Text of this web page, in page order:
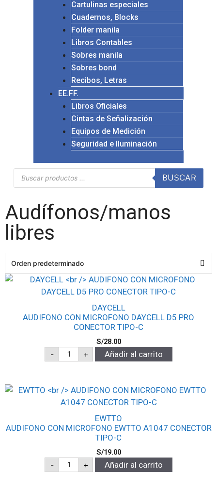
Cartulinas especiales
Cuadernos, Blocks
Folder manila
Libros Contables
Sobres manila
Sobres bond
Recibos, Letras
EE.FF.
Libros Oficiales
Cintas de Señalización
Equipos de Medición
Seguridad e Iluminación
BUSCAR
Audífonos/manos
libres
DAYCELL
AUDIFONO CON MICROFONO DAYCELL D5 PRO
CONECTOR TIPO-C
S/28.00
- + Añadir al carrito
EWTTO
AUDIFONO CON MICROFONO EWTTO A1047 CONECTOR
TIPO-C
S/19.00
- + Añadir al carrito